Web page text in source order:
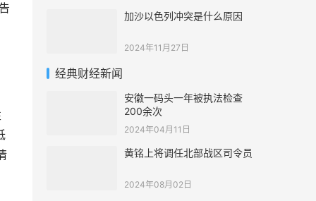
加沙以色列冲突是什么原因
2024年11月27日
经典财经新闻
安徽一码头一年被执法检查
200余次
2024年04月11日
黄铭上将调任北部战区司令员
2024年08月02日